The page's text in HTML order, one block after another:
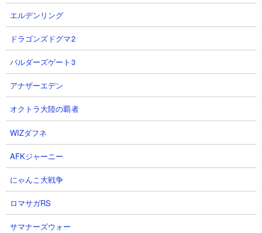
【ステージ概要】
エヴァコラボイベント強襲ステージ「使徒強襲」の「警戒（レベ
ル8～13）」の攻略動画まとめページです。この強襲ステージはレ
ベルによってBOSSである使徒が変わります。このLv8～13は第六
使徒であるラミエルがBOSS。長射程＆超火力のBOSSがゆっくり
迫ってくるという点ではLv7と14のゼルエルと共通していますが、
敵がメタルでなくエイリアンになったぶん処理しやすくなってお
り、いやらしさはそれほどありません。
注意すべき敵
第六使徒ラミエル（レベル13時ステータス）
エルデンリング
ドラゴンズドグマ2
バルダーズゲート3
アナザーエデン
オクトラ大陸の覇者
WIZダフネ
AFKジャーニー
にゃんこ大戦争
ロマサガRS
サマナーズウォー